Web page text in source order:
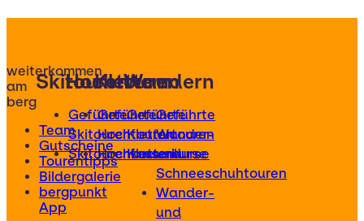
weiterkommen
am
berg
Team
Gutscheine
Tourentipps
Bildergalerie
bergpunkt
App
Skitouren
Geführte
Skitouren
Skitourenkurse
Hochtouren
Geführte
Hochtouren
Hochtourenkurse
Klettern
Geführte
Klettertouren
Kletterkurse
Wandern
Geführte
Wander-
und
Schneeschuhtouren
Wander-
und